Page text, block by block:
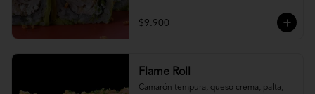
$9.900
Flame Roll
Camarón tempura, queso crema, palta,